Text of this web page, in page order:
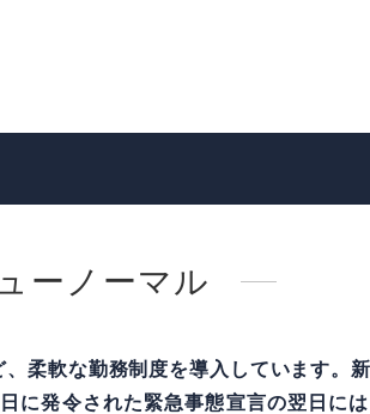
ーノーマル
柔軟な勤務制度を導入しています。
に発令された緊急事態宣言の翌日に